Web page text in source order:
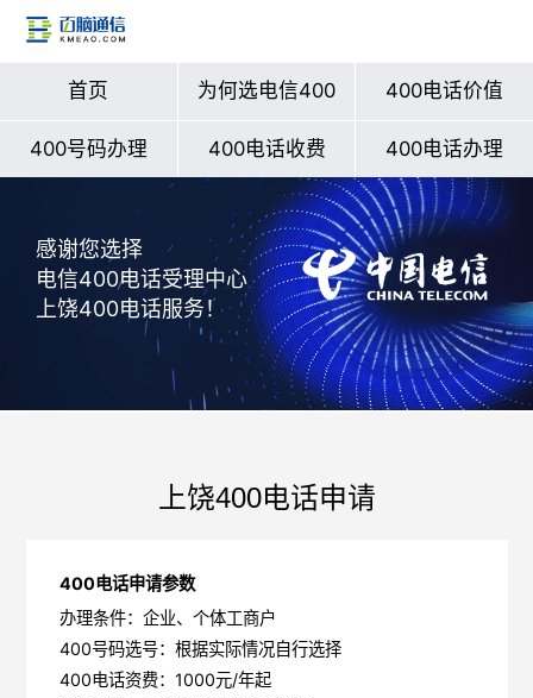
首页 为何选电信400 400电话价值
400号码办理 400电话收费 400电话办理
感谢您选择
电信400电话受理中心
上饶400电话服务！
上饶400电话申请
400电话申请参数
办理条件：企业、个体工商户
400号码选号：根据实际情况自行选择
400电话资费：1000元/年起